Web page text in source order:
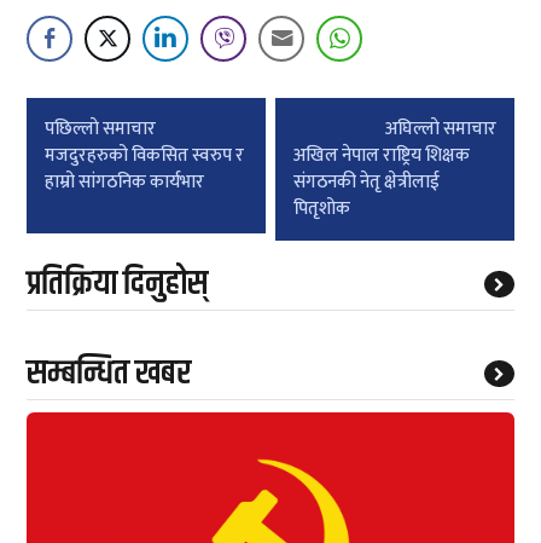
Post
navigation
पछिल्लाे समाचार
मजदुरहरुको विकसित स्वरुप र
हाम्रो सांगठनिक कार्यभार
अघिल्लाे समाचार
अखिल नेपाल राष्ट्रिय शिक्षक
संगठनकी नेतृ क्षेत्रीलाई
पितृशोक
प्रतिक्रिया दिनुहोस्
सम्बन्धित खबर